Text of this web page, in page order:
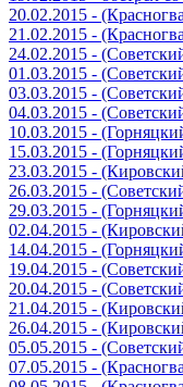
20.02.2015 -
21.02.2015 -
24.02.2015 -
01.03.2015 -
03.03.2015 -
04.03.2015 -
10.03.2015 -
15.03.2015 -
23.03.2015 -
26.03.2015 -
29.03.2015 -
02.04.2015 -
14.04.2015 -
19.04.2015 -
20.04.2015 -
21.04.2015 -
26.04.2015 -
05.05.2015 -
07.05.2015 -